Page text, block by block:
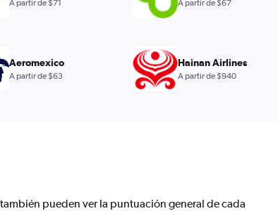
A partir de $71 A partir de $67
Aeromexico
A partir de $63
Hainan Airlines
A partir de $940
pueden ver la puntuación general de cada